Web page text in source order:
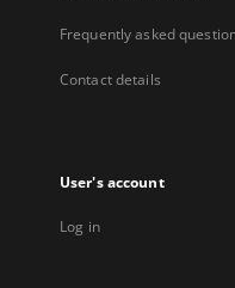
Frequently asked
Contact details
User's account
Log in